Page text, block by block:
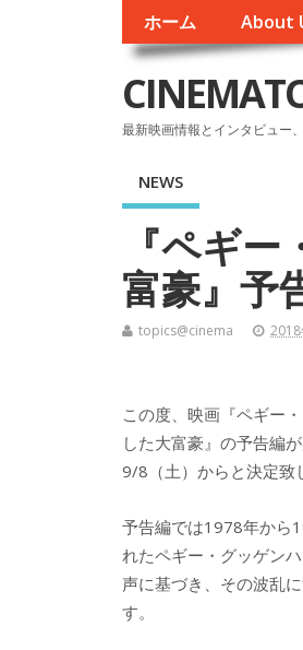
ホーム About
最新映画情報とインタビュー
NEWS
『ペギ
富豪』予
topics@cinema 2018
この度、映画『ペギー
した大富豪』の予告編
9/8（土）からと決定致
予告編では1978年から
れたペギー・グッゲン
声に基づき、その波乱
す。